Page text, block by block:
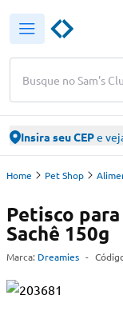
Busque no Sam's
Insira seu CEPe
Home Pet Shop
Petisco
Sachê 150g
Marca: Dreamies -